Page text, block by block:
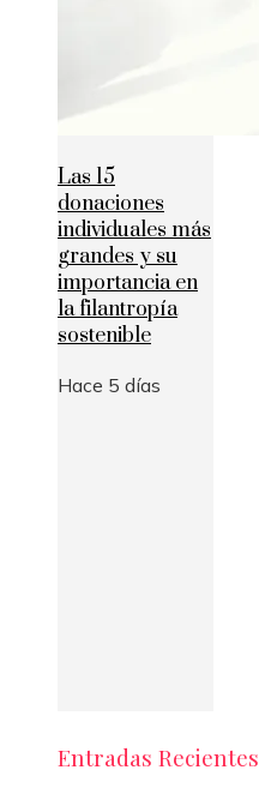
Las 15
donaciones
individuales más
grandes y su
importancia en
la filantropía
sostenible
Hace 5 días
Entradas Recientes